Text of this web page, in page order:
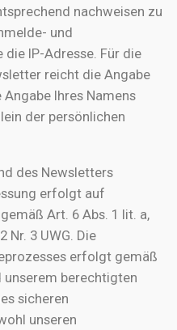
nachweisen zu
und
IP-Adresse. Für die
reicht die Angabe
Ihres Namens
der persönlichen
des Newsletters
erfolgt auf
Art. 6 Abs. 1 lit. a,
Nr. 3 UWG. Die
erfolgt gemäß
unserem berechtigten
sicheren
unseren